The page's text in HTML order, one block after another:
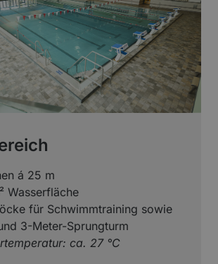
á 25 m
Wasserfläche
für Schwimmtraining sowie
3-Meter-Sprungturm
ca. 27 °C